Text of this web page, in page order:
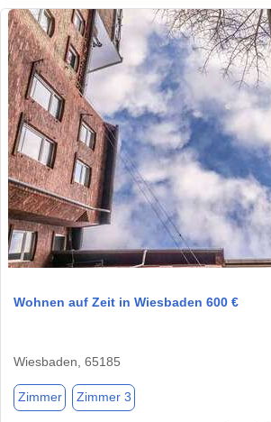
Wohnen auf Zeit in Wiesbaden 600 €
Wiesbaden, 65185
Zimmer Zimmer 3